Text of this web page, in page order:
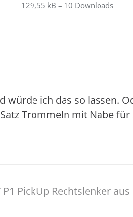
129,55 kB – 10 Downloads
würde ich das so lassen.
Trommeln mit Nabe für
PickUp Rechtslenker